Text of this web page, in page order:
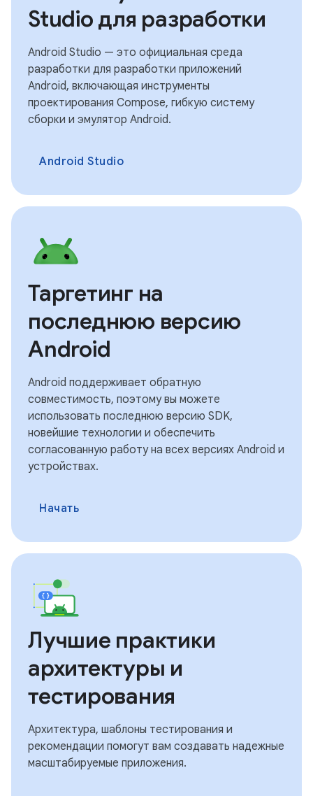
Studio для разработки
Android Studio — это официальная среда
разработки для разработки приложений
Android, включающая инструменты
проектирования Compose, гибкую систему
сборки и эмулятор Android.
Android Studio
Таргетинг на
последнюю версию
Android
Android поддерживает обратную
совместимость, поэтому вы можете
использовать последнюю версию SDK,
новейшие технологии и обеспечить
согласованную работу на всех версиях Android и
устройствах.
Начать
Лучшие практики
архитектуры и
тестирования
Архитектура, шаблоны тестирования и
рекомендации помогут вам создавать надежные
масштабируемые приложения.